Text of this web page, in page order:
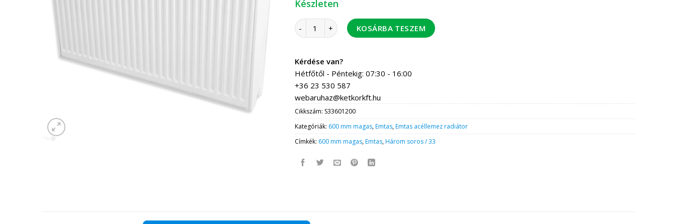
Készleten
Emtas lapradiátor 33-600/1200 mennyiség
KOSÁRBA TESZEM
Kérdése van?
Hétfőtől - Péntekig: 07:30 - 16:00
+36 23 530 587
webaruhaz@ketkorkft.hu
Cikkszám: S33601200
Kategóriák: 600 mm magas,Emtas,Emtas acéllemez radiátor
Címkék: 600 mm magas,Emtas,Három soros / 33